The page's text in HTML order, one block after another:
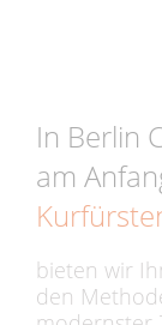
In Berlin
am
bieten wir
den